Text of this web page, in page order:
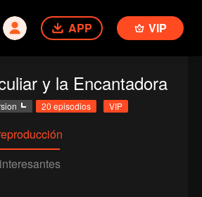
APP VIP
y la Encantadora
20 episodios VIP